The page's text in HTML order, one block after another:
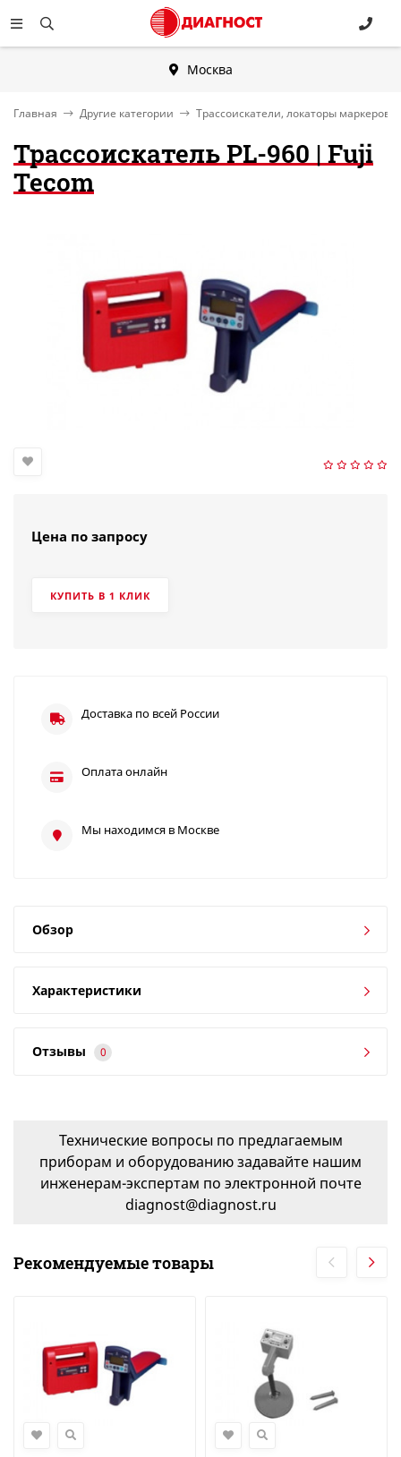
Москва
Главная Другие категории Трассоискатели, локаторы маркеров,
Трассоискатель PL-960 | Fuji
Tecom
Цена по запросу
КУПИТЬ В 1 КЛИК
Доставка по всей России
Оплата онлайн
Мы находимся в Москве
Обзор
Характеристики
Отзывы 0
Технические вопросы по предлагаемым
приборам и оборудованию задавайте нашим
инженерам-экспертам по электронной почте
diagnost@diagnost.ru
Рекомендуемые товары